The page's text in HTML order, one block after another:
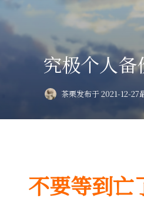
究极个人
茶栗发布于 2021-12-27
不要等到亡